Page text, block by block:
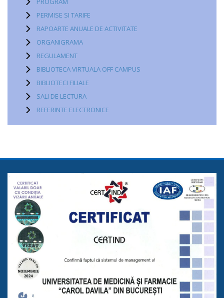
PERMISE SI TARIFE
RAPOARTE ANUALE DE ACTIVITATE
ORGANIGRAMA
REGULAMENT
BIBLIOTECA VIRTUALA OFF CAMPUS
BIBLIOTECI FILIALE
SALI DE LECTURA
REFERINTE ELECTRONICE